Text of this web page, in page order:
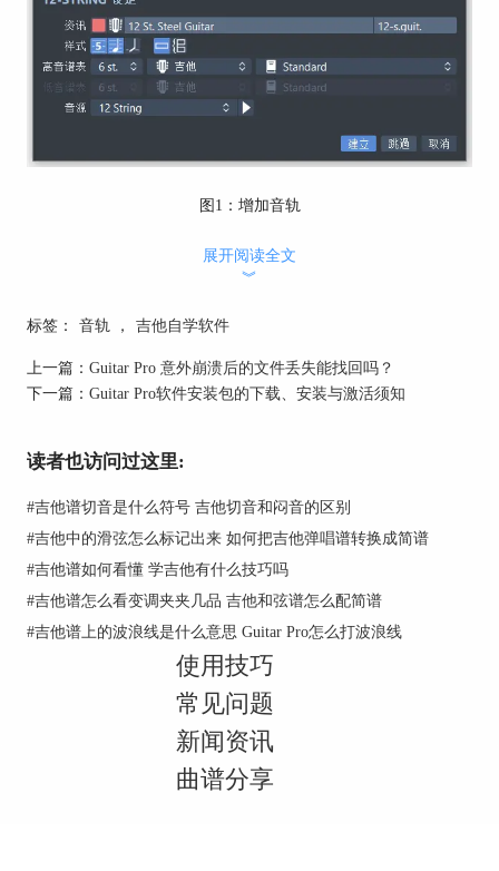
图1：增加音轨
如果我们需要添加音轨，只需要在软件界面左下角
行快捷键操作。该轨将加载到乐器和音频控制面
致性，因此每条轨都拥有相同的小节数。
图2：如何添加音轨
而当我们需要删除音轨时，可以在左下角点击音轨
然后右键删除，当然也可以点击音轨后使用快捷键
Ctrl+Shift+Del删除。
展开阅读全文
︾
标签： 音轨 ， 吉他自学软件
上一篇： Guitar Pro 意外崩溃后的文件丢失能找回吗？
下一篇： Guitar Pro软件安装包的下载、安装与激活须知
读者也访问过这里:
#吉他谱切音是什么符号 吉他切音和闷音的区别
#吉他中的滑弦怎么标记出来 如何把吉他弹唱谱转换成简谱
#吉他谱如何看懂 学吉他有什么技巧吗
#吉他谱怎么看变调夹夹几品 吉他和弦谱怎么配简谱
#吉他谱上的波浪线是什么意思 Guitar Pro怎么打波浪线
使用技巧
常见问题
新闻资讯
曲谱分享